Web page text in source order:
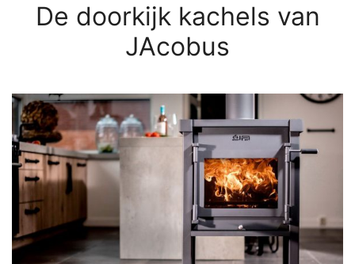
De doorkijk kachels van
JAcobus